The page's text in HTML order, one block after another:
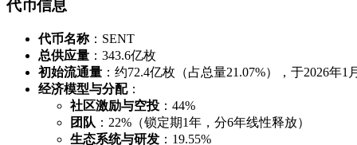
代币信息
代币名称：SENT
总供应量 ：343.6亿枚
初始流通量 ：约72.4亿枚（占总量21.07%），于2026年1
经济模型与分配：
社区激励与空投 ：44%
团队 ：22%（锁定期1年，分6年线性释放）
生态系统与研发 ：19.55%